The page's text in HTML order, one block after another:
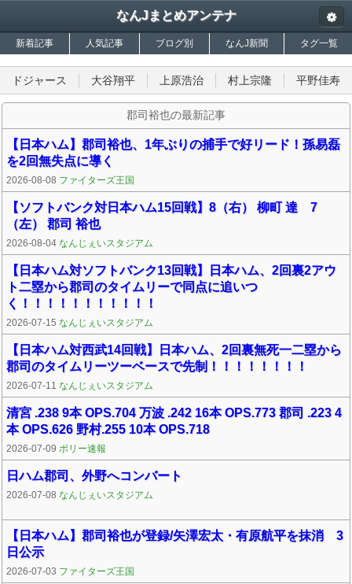
なんJまとめアンテナ
新着記事 人気記事 ブログ別 なんJ新聞 タグ一覧
ドジャース 大谷翔平 上原浩治 村上宗隆 平野佳寿
郡司裕也の最新記事
【日本ハム】郡司裕也、1年ぶりの捕手で好リード！孫易磊
を2回無失点に導く
2026-08-08 ファイターズ王国
【ソフトバンク対日本ハム15回戦】8（右） 柳町 達 7
（左） 郡司 裕也
2026-08-04 なんじぇいスタジアム
【日本ハム対ソフトバンク13回戦】日本ハム、2回裏2アウ
ト二塁から郡司のタイムリーで同点に追いつ
く！！！！！！！！！！！
2026-07-15 なんじぇいスタジアム
【日本ハム対西武14回戦】日本ハム、2回裏無死一二塁から
郡司のタイムリーツーベースで先制！！！！！！！！
2026-07-11 なんじぇいスタジアム
清宮 .238 9本 OPS.704 万波 .242 16本 OPS.773 郡司 .223 4
本 OPS.626 野村.255 10本 OPS.718
2026-07-09 ポリー速報
日ハム郡司、外野へコンバート
2026-07-08 なんじぇいスタジアム
【日本ハム】郡司裕也が登録/矢澤宏太・有原航平を抹消 3
日公示
2026-07-03 ファイターズ王国